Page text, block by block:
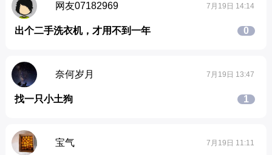
网友07182969 7月19日 14:14
出个二手洗衣机，才用不到一年 0
奈何岁月 7月19日 13:47
找一只小土狗 1
宝气 7月19日 11:11